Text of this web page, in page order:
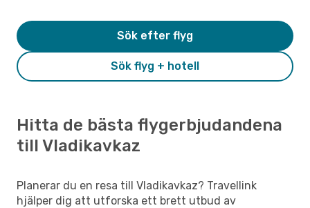
Sök flyg + hotell
Sök efter flyg
Hitta de bästa flygerbjudandena
till Vladikavkaz
Planerar du en resa till Vladikavkaz? Travellink
hjälper dig att utforska ett brett utbud av